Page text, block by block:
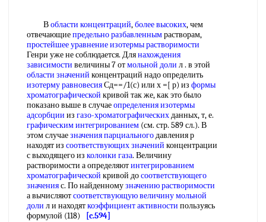
Вобласти концентраций,более высоких, чем
отвечающиепредельно разбавленнымрастворам,
простейшее уравнениеизотермы растворимости
Генри уже не соблюдается. Длянахождения
зависимости величины 7 отмольной доли л . в этой
области значений концентраций надо определить
изотерму равновесияСд==/1(с) или х =[ р) из формы
хроматографической кривой так же, как это было
показано выше в случаеопределения изотермы
адсорбции из газо-хроматографическихданных, т, е.
графическим интегрированием (см. стр. 589 сл.). В
этом случаезначения парциальногодавления р
находят из соответствующих значений концентрации
с выходящего из колонки газа. Величину
растворимости а определяютинтегрированием
хроматографической кривой досоответствующего
значенияс. По найденномузначению растворимости
а вычисляютсоответствующую величинумольной
доли л и находяткоэффициент активности пользуясь
формулой (118)
[c.594]